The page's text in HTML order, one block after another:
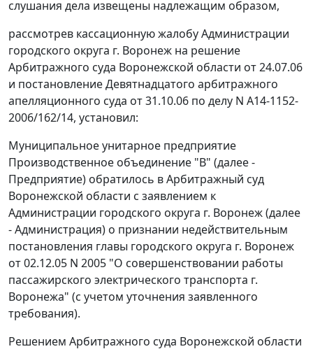
слушания дела извещены надлежащим образом,
рассмотрев кассационную жалобу Администрации
городского округа г. Воронеж на решение
Арбитражного суда Воронежской области от 24.07.06
и постановление Девятнадцатого арбитражного
апелляционного суда от 31.10.06 по делу N А14-1152-
2006/162/14, установил:
Муниципальное унитарное предприятие
Производственное объединение "В" (далее -
Предприятие) обратилось в Арбитражный суд
Воронежской области с заявлением к
Администрации городского округа г. Воронеж (далее
- Администрация) о признании недействительным
постановления главы городского округа г. Воронеж
от 02.12.05 N 2005 "О совершенствовании работы
пассажирского электрического транспорта г.
Воронежа" (с учетом уточнения заявленного
требования).
Решением Арбитражного суда Воронежской области